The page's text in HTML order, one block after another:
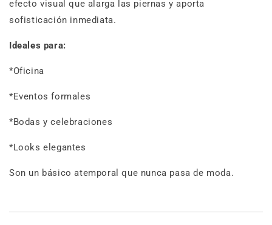
efecto visual que alarga las piernas y aporta
sofisticación inmediata.
Ideales para:
*Oficina
*Eventos formales
*Bodas y celebraciones
*Looks elegantes
Son un básico atemporal que nunca pasa de moda.